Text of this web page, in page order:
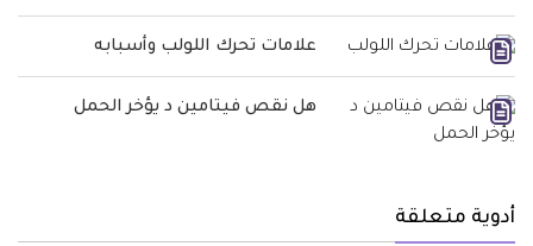
علامات تحرك اللولب وأسبابه
هل نقص فيتامين د يؤخر الحمل
أدوية متعلقة